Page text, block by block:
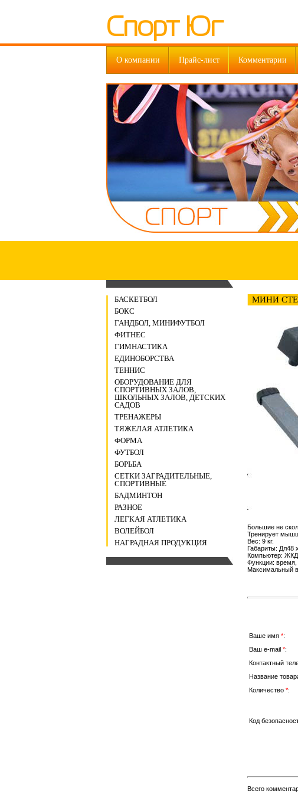
Спорт Юг
О компании Прайс-лист Комментарии
БАСКЕТБОЛ
БОКС
ГАНДБОЛ, МИНИФУТБОЛ
ФИТНЕС
ГИМНАСТИКА
ЕДИНОБОРСТВА
ТЕННИС
ОБОРУДОВАНИЕ ДЛЯ
СПОРТИВНЫХ ЗАЛОВ,
ШКОЛЬНЫХ ЗАЛОВ, ДЕТСКИХ
САДОВ
ТРЕНАЖЕРЫ
ТЯЖЕЛАЯ АТЛЕТИКА
ФОРМА
ФУТБОЛ
БОРЬБА
СЕТКИ ЗАГРАДИТЕЛЬНЫЕ,
СПОРТИВНЫЕ
БАДМИНТОН
РАЗНОЕ
ЛЕГКАЯ АТЛЕТИКА
ВОЛЕЙБОЛ
НАГРАДНАЯ ПРОДУКЦИЯ
МИНИ
Большие не
Тренирует
Вес: 9 кг.
Габариты: Дл48
Компьютер: ЖКД
Функции: время,
Максимальный
Ваше имя *:
Ваш e-mail *:
Контактный
Название
Количество *:
Код
Всего